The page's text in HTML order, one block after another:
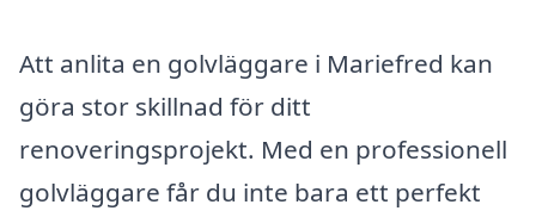
Att anlita en golvläggare i Mariefred kan
göra stor skillnad för ditt
renoveringsprojekt. Med en professionell
golvläggare får du inte bara ett perfekt